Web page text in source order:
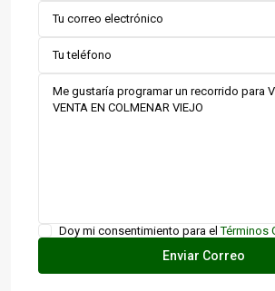
Doy mi consentimiento para elTérminos